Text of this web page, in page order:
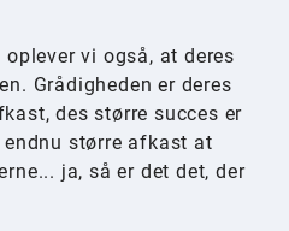
vi også, at deres
Grådigheden er deres
des større succes er
større afkast at
ja, så er det det, der